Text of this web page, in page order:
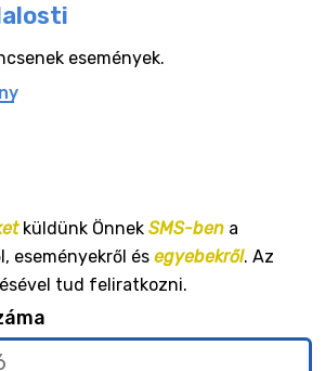
események.
küldünk Önnek SMS-ben a
eseményekről és egyebekről. Az
tud feliratkozni.